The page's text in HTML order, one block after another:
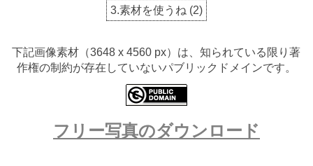
3.素材を使うね (2)
下記画像素材（3648 x 4560 px）は、知られている限り著
作権の制約が存在していないパブリックドメインです。
フリー写真のダウンロード